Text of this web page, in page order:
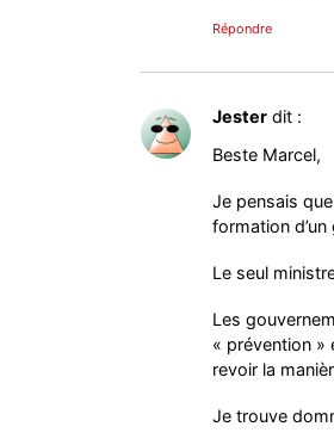
Répondre
Jester dit :
Beste Marcel,
Je pensais
formation
Le seul
Les
« prévention »
revoir la
Je trouve